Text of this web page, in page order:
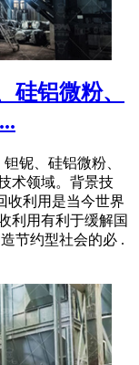
硅铝微粉、
铌、硅铝微粉、
术领域。背景技
收利用是当今世界
利用有利于缓解国
节约型社会的必 .